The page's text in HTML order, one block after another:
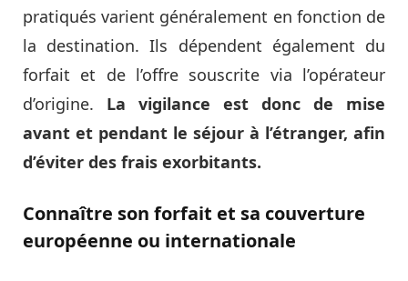
pratiqués varient généralement en fonction de
la destination. Ils dépendent également du
forfait et de l’offre souscrite via l’opérateur
d’origine. La vigilance est donc de mise
avant et pendant le séjour à l’étranger, afin
d’éviter des frais exorbitants.
Connaître son forfait et sa couverture
européenne ou internationale